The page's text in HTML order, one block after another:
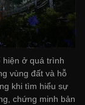
hiện ở quá trình
vùng đất và hỗ
khi tìm hiểu sự
chứng minh bản